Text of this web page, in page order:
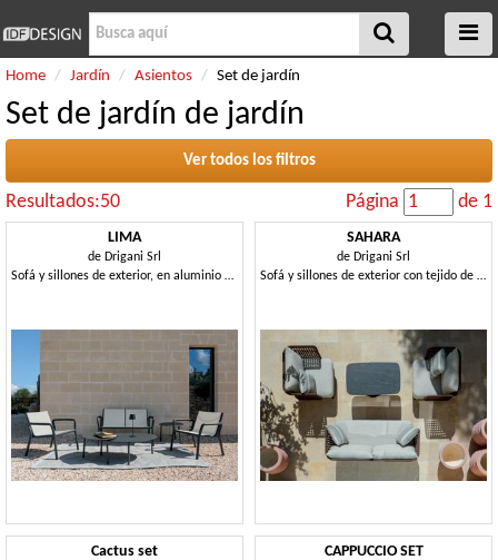
Home Jardín Asientos Set de jardín
Set de jardín de jardín
Ver todos los filtros
Resultados:50 Página de 1
LIMA
de Drigani Srl
Sofá y sillones de exterior, en aluminio y textileno.
SAHARA
de Drigani Srl
Sofá y sillones de exterior con tejido de cuerda.
Cactus set CAPPUCCIO SET